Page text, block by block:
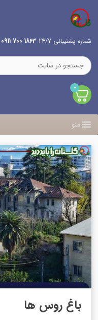
شماره پشتیبانی 24/7 1863 700 0911
0
منو
باغ روس ها